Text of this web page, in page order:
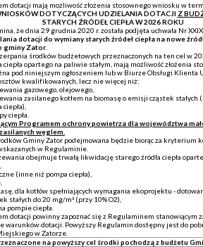
dotacji mają możliwość złożenia stosownego wniosku w
DOTYCZĄCYCH UDZIELANIA DOTACJI Z
STARYCH ŹRÓDEŁ CIEPŁA W 2026 ROKU
że dnia 29 grudnia 2020 r. została podjęta uchwała Nr
dotacji do wymiany starych źródeł ciepła na nowe
gminy Zator
środków budżetowych przeznaczonych na ten cel w
ciepła opartego na paliwie stałym, mają możliwość złożenia
pod niniejszym ogłoszeniem lub w Biurze Obsługi
kwalifikowanych, lecz nie więcej niż:
gazowego, olejowego,
zasilanego kotłem na biomasę o emisji cząstek stałych
ciepła.
Programem ochrony powietrza dla województwa
węglem.
Gminy Zator podejmowana będzie biorąc za kryterium
w Regulaminie.
obejmuje trwałą likwidację starego źródła ciepła
(inne niż pompa ciepła),
dla kotłów spełniających wymagania ekoprojektu -
stałych do 20 mg/m³ (przy 10% O2),
pompie ciepła.
dotacji powinny zapoznać się z Regulaminem stanowiącym
warunków dotacji. Powyższy Regulamin dostępny jest do
w Zatorze.
na powyższy cel środki pochodzą z budżetu